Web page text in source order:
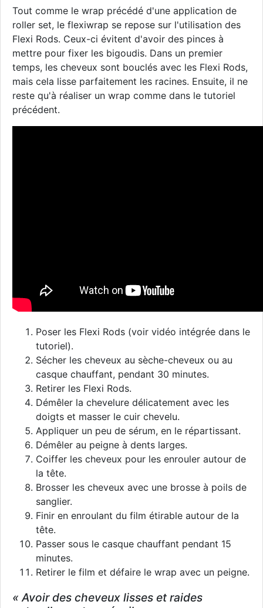
Tout comme le wrap précédé d'une application de
roller set, le flexiwrap se repose sur l'utilisation des
Flexi Rods. Ceux-ci évitent d'avoir des pinces à
mettre pour fixer les bigoudis. Dans un premier
temps, les cheveux sont bouclés avec les Flexi Rods,
mais cela lisse parfaitement les racines. Ensuite, il ne
reste qu'à réaliser un wrap comme dans le tutoriel
précédent.
Poser les Flexi Rods (voir vidéo intégrée dans le
tutoriel).
Sécher les cheveux au sèche-cheveux ou au
casque chauffant, pendant 30 minutes.
Retirer les Flexi Rods.
Démêler la chevelure délicatement avec les
doigts et masser le cuir chevelu.
Appliquer un peu de sérum, en le répartissant.
Démêler au peigne à dents larges.
Coiffer les cheveux pour les enrouler autour de
la tête.
Brosser les cheveux avec une brosse à poils de
sanglier.
Finir en enroulant du film étirable autour de la
tête.
Passer sous le casque chauffant pendant 15
minutes.
Retirer le film et défaire le wrap avec un peigne.
« Avoir des cheveux lisses et raides